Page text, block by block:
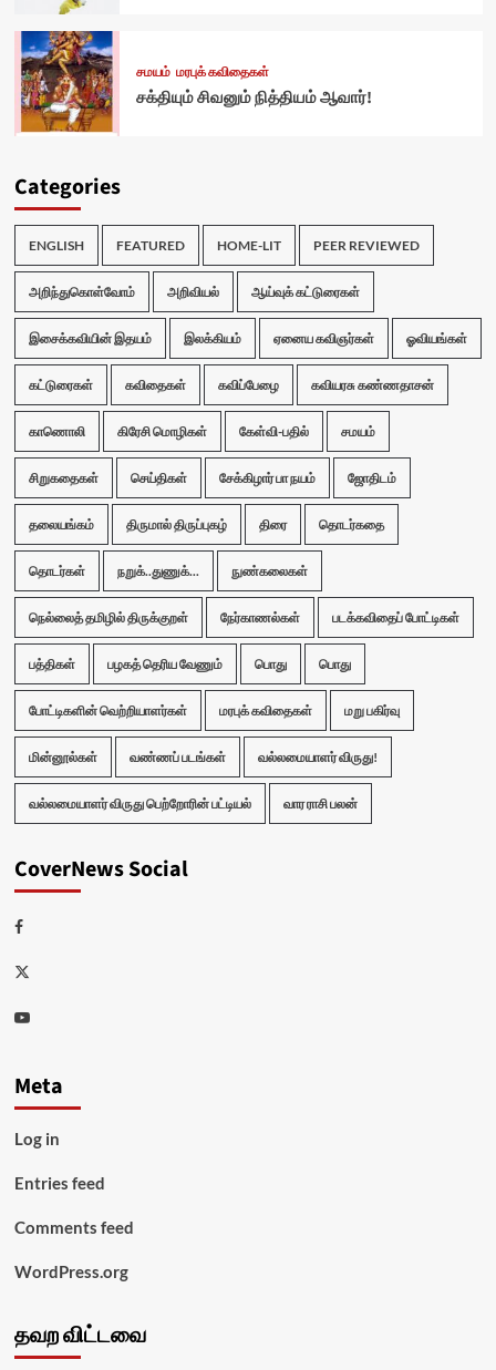
சமயம் மரபுக் கவிதைகள்
சக்தியும் சிவனும் நித்தியம் ஆவார்!
Categories
ENGLISH FEATURED HOME-LIT PEER REVIEWED
அறிந்துகொள்வோம் அறிவியல் ஆய்வுக் கட்டுரைகள்
இசைக்கவியின் இதயம் இலக்கியம் ஏனைய கவிஞர்கள் ஓவியங்கள்
கட்டுரைகள் கவிதைகள் கவிப்பேழை கவியரசு கண்ணதாசன்
காணொலி கிரேசி மொழிகள் கேள்வி-பதில் சமயம்
சிறுகதைகள் செய்திகள் சேக்கிழார் பா நயம் ஜோதிடம்
தலையங்கம் திருமால் திருப்புகழ் திரை தொடர்கதை
தொடர்கள் நறுக்..துணுக்... நுண்கலைகள்
நெல்லைத் தமிழில் திருக்குறள் நேர்காணல்கள் படக்கவிதைப் போட்டிகள்
பத்திகள் பழகத் தெரிய வேணும் பொது பொது
போட்டிகளின் வெற்றியாளர்கள் மரபுக் கவிதைகள் மறு பகிர்வு
மின்னூல்கள் வண்ணப் படங்கள் வல்லமையாளர் விருது!
வல்லமையாளர் விருது பெற்றோரின் பட்டியல் வார ராசி பலன்
CoverNews Social
Facebook
Twitter
Youtube
Meta
Log in
Entries feed
Comments feed
WordPress.org
தவற விட்டவை